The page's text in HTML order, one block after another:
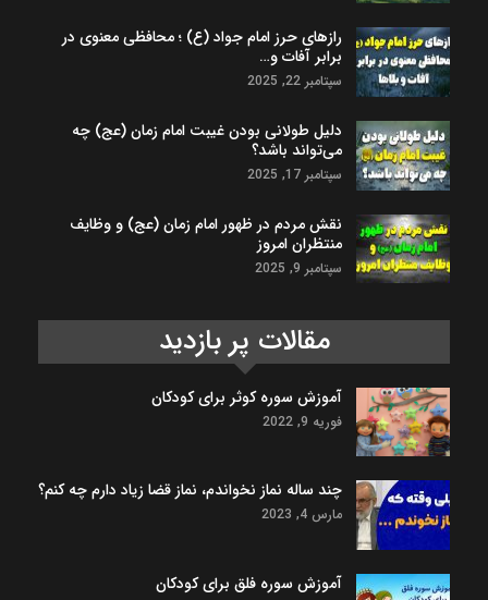
رازهای حرز امام جواد (ع) ؛ محافظی معنوی در
برابر آفات و…
سپتامبر 22, 2025
دلیل طولانی بودن غیبت امام زمان (عج) چه
می‌تواند باشد؟
سپتامبر 17, 2025
نقش مردم در ظهور امام زمان (عج) و وظایف
منتظران امروز
سپتامبر 9, 2025
مقالات پر بازدید
آموزش سوره کوثر برای کودکان
فوریه 9, 2022
چند ساله نماز نخواندم، نماز قضا زیاد دارم چه کنم؟
مارس 4, 2023
آموزش سوره فلق برای کودکان